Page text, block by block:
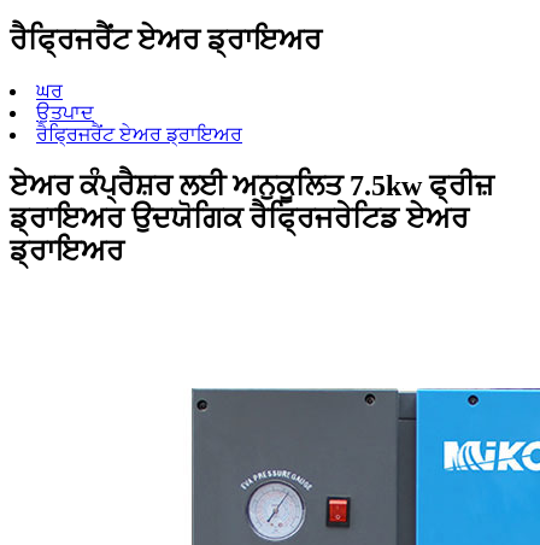
ਰੈਫ੍ਰਿਜਰੈਂਟ ਏਅਰ ਡ੍ਰਾਇਅਰ
ਘਰ
ਉਤਪਾਦ
ਰੈਫ੍ਰਿਜਰੈਂਟ ਏਅਰ ਡ੍ਰਾਇਅਰ
ਏਅਰ ਕੰਪ੍ਰੈਸ਼ਰ ਲਈ ਅਨੁਕੂਲਿਤ 7.5kw ਫ੍ਰੀਜ਼
ਡ੍ਰਾਇਅਰ ਉਦਯੋਗਿਕ ਰੈਫ੍ਰਿਜਰੇਟਿਡ ਏਅਰ
ਡ੍ਰਾਇਅਰ